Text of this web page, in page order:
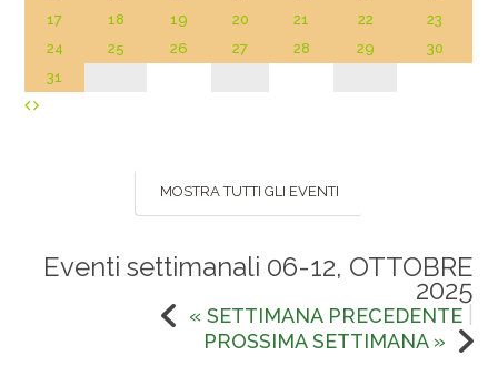
17
18 19 20 21 22
23
24
25 26 27 28 29
30
31
MOSTRA TUTTI GLI EVENTI
Eventi settimanali 06-12, OTTOBRE
2025
« SETTIMANA PRECEDENTE|
PROSSIMA SETTIMANA »